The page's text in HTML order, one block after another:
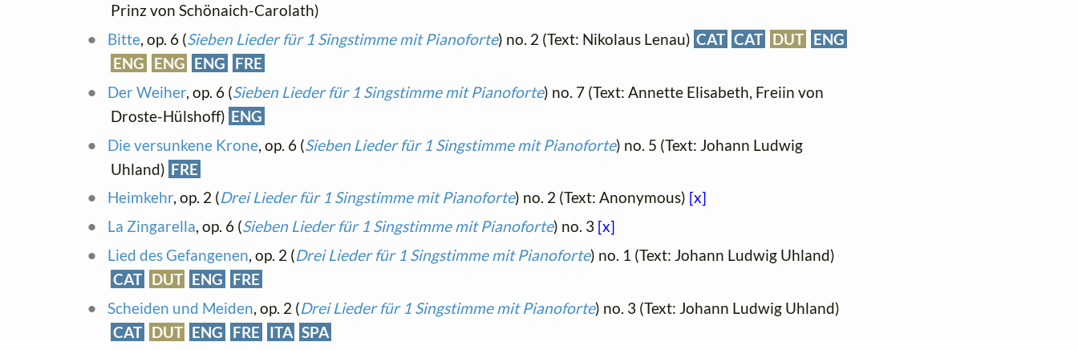
Prinz von Schönaich-Carolath)
Bitte, op. 6 (Sieben Lieder für 1 Singstimme mit Pianoforte) no. 2 (Text: Nikolaus Lenau) CAT CAT DUT ENG
ENG
ENG ENG
FRE
Der Weiher, op. 6 (Sieben Lieder für 1 Singstimme mit Pianoforte) no. 7 (Text: Annette Elisabeth, Freiin von
Droste-Hülshoff) ENG
Die versunkene Krone, op. 6 (Sieben Lieder für 1 Singstimme mit Pianoforte) no. 5 (Text: Johann Ludwig
Uhland) FRE
Heimkehr, op. 2 (Drei Lieder für 1 Singstimme mit Pianoforte) no. 2 (Text: Anonymous) [x]
La Zingarella, op. 6 (Sieben Lieder für 1 Singstimme mit Pianoforte) no. 3 [x]
Lied des Gefangenen, op. 2 (Drei Lieder für 1 Singstimme mit Pianoforte) no. 1 (Text: Johann Ludwig Uhland)
CAT DUT ENG
FRE
Scheiden und Meiden , op. 2 (Drei Lieder für 1 Singstimme mit Pianoforte) no. 3 (Text: Johann Ludwig Uhland)
CAT DUT ENG FRE ITA SPA